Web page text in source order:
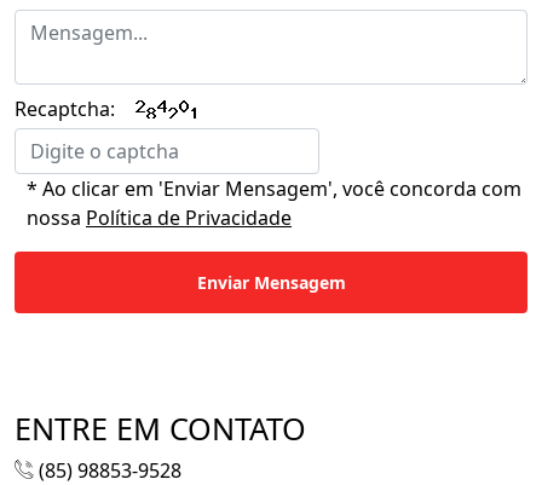
Recaptcha:
* Ao clicar em 'Enviar Mensagem', você concorda com
nossa Política de Privacidade
Enviar Mensagem
ENTRE EM CONTATO
(85) 98853-9528